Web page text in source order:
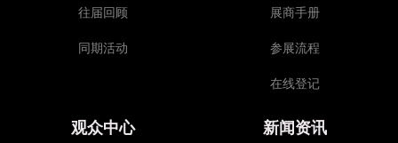
往届回顾
同期活动
展商手册
参展流程
在线登记
观众中心 新闻资讯